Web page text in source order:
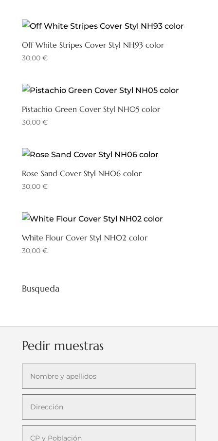
Off White Stripes Cover Styl NH93 color
30,00 €
Pistachio Green Cover Styl NH05 color
30,00 €
Rose Sand Cover Styl NH06 color
30,00 €
White Flour Cover Styl NH02 color
30,00 €
Busqueda
Pedir muestras